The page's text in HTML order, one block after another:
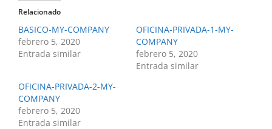
Relacionado
BASICO-MY-COMPANY
febrero 5, 2020
Entrada similar
OFICINA-PRIVADA-1-MY-
COMPANY
febrero 5, 2020
Entrada similar
OFICINA-PRIVADA-2-MY-
COMPANY
febrero 5, 2020
Entrada similar